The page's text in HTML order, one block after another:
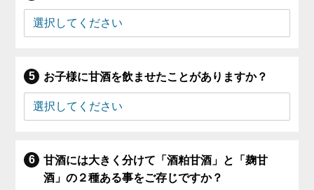
お子様に甘酒を飲ませたことがありますか？
甘酒には大きく分けて「酒粕甘酒」と「麹甘
酒」の２種ある事をご存じですか？